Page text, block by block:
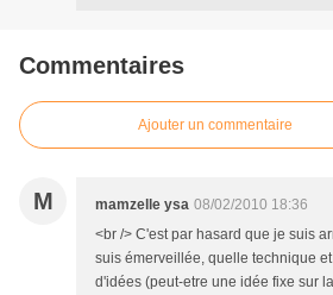
Commentaires
Ajouter un commentaire
M mamzelle ysa 08/02/2010 18:36
<br /> C'est par hasard que je suis
suis émerveillée, quelle technique
d'idées (peut-etre une idée fixe sur